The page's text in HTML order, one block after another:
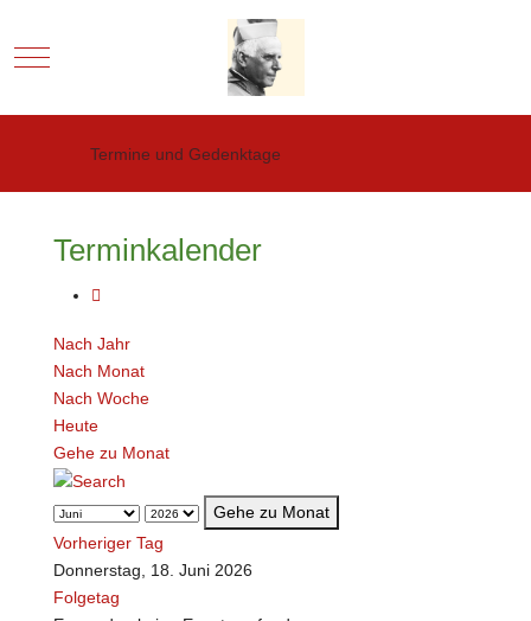
Mobile Menu Toggle
Termine und Gedenktage
Terminkalender
Nach Jahr
Nach Monat
Nach Woche
Heute
Gehe zu Monat
Gehe zu Monat
Vorheriger Tag
Donnerstag, 18. Juni 2026
Folgetag